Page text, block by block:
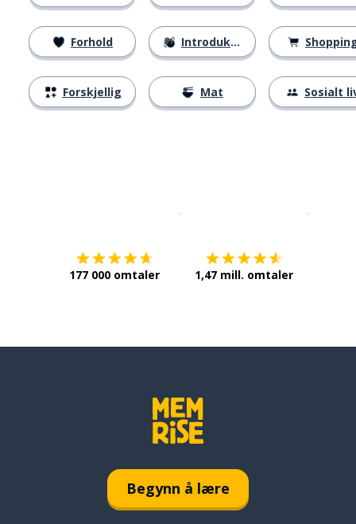
Forhold
Forskjellig
Introduksjoner
Mat Sosialt
177 000 omtaler 1,47 mill. omtaler
Begynn å lære